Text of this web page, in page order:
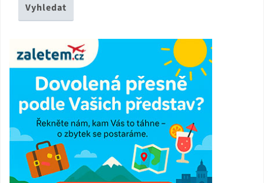
Vyhledat